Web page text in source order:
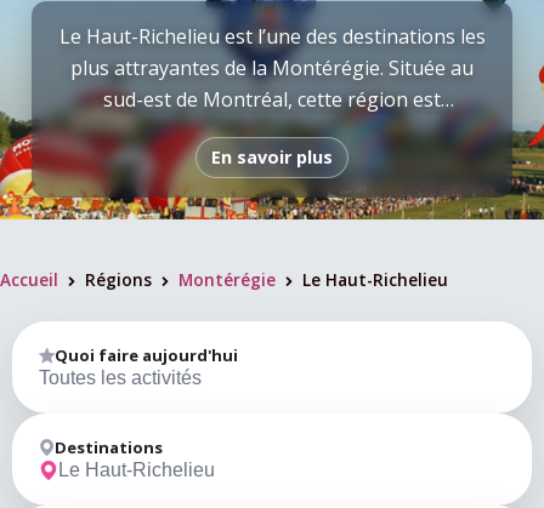
Le Haut-Richelieu est l’une des destinations les
plus attrayantes de la Montérégie. Située au
sud-est de Montréal, cette région est
reconnue pour sa rivière emblématique, ses
sites historiques, ses activités nautiques, ses
événements majeurs et son riche patrimoine
culturel. Avec ses charmantes municipalités,
attractions, le Haut-Richelieu constitue une
destination idéale pour les familles, les couples
et les amateurs de découvertes. Le territoire
comprend notamment Saint-Jean-sur-
Richelieu, Venise-en-Québec, Henryville et
plusieurs autres municipalités qui offrent une
En savoir plus
Accueil > Régions > Montérégie > Le Haut-Richelieu
Quoi faire aujourd'hui
Toutes les activités
Destinations
Le Haut-Richelieu